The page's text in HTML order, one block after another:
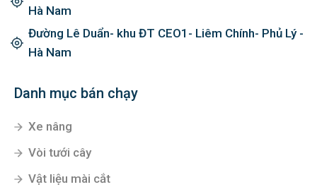
Hà Nam
Đường Lê Duẩn- khu ĐT CEO1- Liêm Chính- Phủ Lý -
Hà Nam
Danh mục bán chạy
Xe nâng
Vòi tưới cây
Vật liệu mài cắt